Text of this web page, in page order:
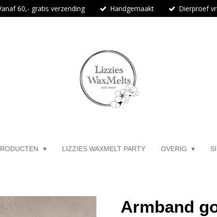
60,- gratis verzending Handgemaakt Dierproef
LIZZIES WAXMELT PARTY OVERIG
Armband